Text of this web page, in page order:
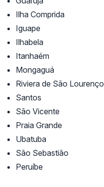
Ilha Comprida
Iguape
Ilhabela
Itanhaém
Mongaguá
Riviera de São Lourenço
Santos
São Vicente
Praia Grande
Ubatuba
São Sebastião
Peruíbe